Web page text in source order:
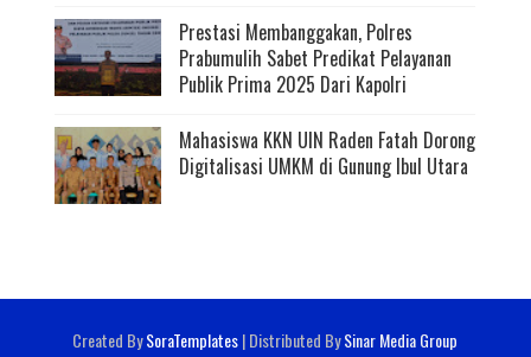
Prestasi Membanggakan, Polres
Prabumulih Sabet Predikat Pelayanan
Publik Prima 2025 Dari Kapolri
Mahasiswa KKN UIN Raden Fatah Dorong
Digitalisasi UMKM di Gunung Ibul Utara
Created BySoraTemplates| Distributed BySinar Media Group